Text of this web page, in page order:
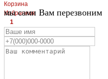
Корзина
Избранное
1
1
ЛЕВЫЙ БЕРЕГ
мы сами Вам перезвоним